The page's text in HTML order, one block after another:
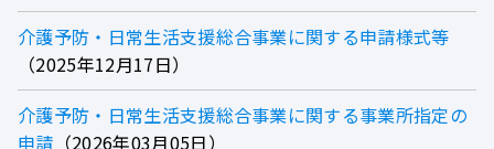
介護予防・日常生活支援総合事業に関する申請様式等
2025年12月17日
介護予防・日常生活支援総合事業に関する事業所指定の
申請
2026年03月05日